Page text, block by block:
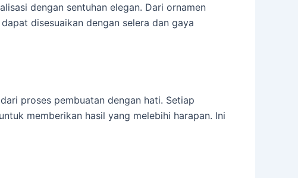
dengan sentuhan elegan. Dari ornamen
disesuaikan dengan selera dan gaya
proses pembuatan dengan hati. Setiap
memberikan hasil yang melebihi harapan. Ini